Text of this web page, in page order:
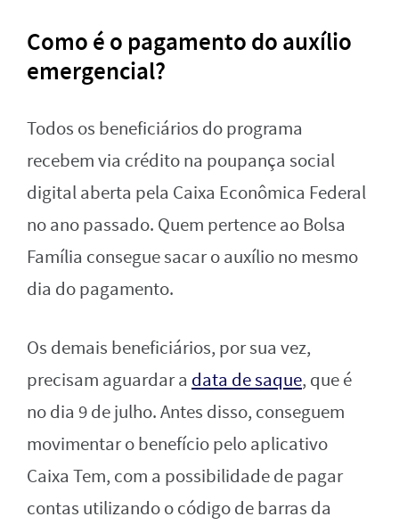
Como é o pagamento do auxílio
emergencial?
Todos os beneficiários do programa
recebem via crédito na poupança social
digital aberta pela Caixa Econômica Federal
no ano passado. Quem pertence ao Bolsa
Família consegue sacar o auxílio no mesmo
dia do pagamento.
Os demais beneficiários, por sua vez,
precisam aguardar a data de saque, que é
no dia 9 de julho. Antes disso, conseguem
movimentar o benefício pelo aplicativo
Caixa Tem, com a possibilidade de pagar
contas utilizando o código de barras da